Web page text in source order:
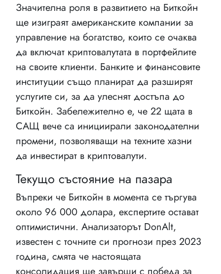
Значителна роля в развитието на Биткойн
ще изиграят американските компании за
управление на богатство, които се очаква
да включат криптовалутата в портфейлите
на своите клиенти. Банките и финансовите
институции също планират да разширят
услугите си, за да улеснят достъпа до
Биткойн. Забележително е, че 22 щата в
САЩ вече са инициирали законодателни
промени, позволяващи на техните хазни
да инвестират в криптовалути.
Текущо състояние на пазара
Въпреки че Биткойн в момента се търгува
около 96 000 долара, експертите остават
оптимистични. Анализаторът DonAlt,
известен с точните си прогнози през 2023
година, смята че настоящата